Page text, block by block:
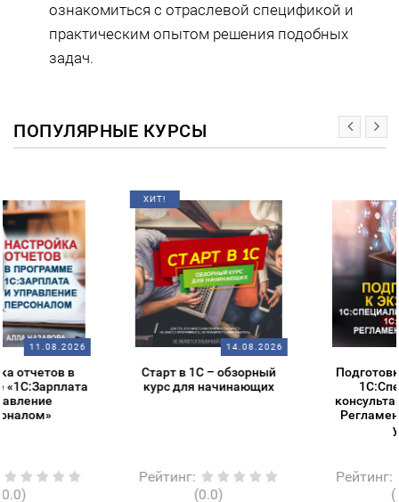
ознакомиться с отраслевой спецификой и
практическим опытом решения подобных
задач.
ПОПУЛЯРНЫЕ КУРСЫ
ХИТ!
14.08.2026
Старт в 1С – обзорный
курс для начинающих
Рейтинг
18.08.2026
Подготовка к экзамену
1С:Специалист-
консультант 1С:ERP 2.5.
Регламентированный
Рейтинг